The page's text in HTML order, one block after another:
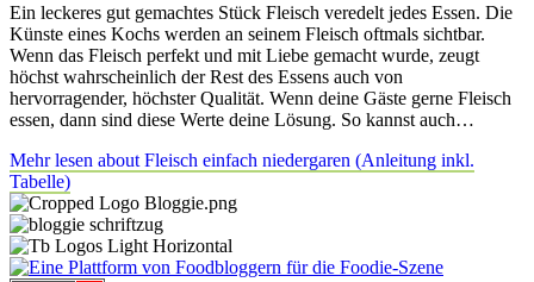
Ein leckeres gut gemachtes Stück Fleisch veredelt jedes Essen. Die
Künste eines Kochs werden an seinem Fleisch oftmals sichtbar.
Wenn das Fleisch perfekt und mit Liebe gemacht wurde, zeugt
höchst wahrscheinlich der Rest des Essens auch von
hervorragender, höchster Qualität. Wenn deine Gäste gerne Fleisch
essen, dann sind diese Werte deine Lösung. So kannst auch…
Mehr lesen about Fleisch einfach niedergaren (Anleitung inkl.
Tabelle)